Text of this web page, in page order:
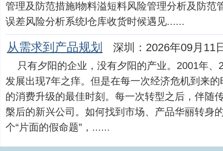
管理及防范措施l物料溢短料风险管理分析及防范
误差风险分析系统l仓库收货时候遇见......
从需求到产品规划 深圳：2026年09月11
只有夕阳的企业，没有夕阳的产业。2001年
发展出现7年之痒。但是在每一次经济危机到来
的消费升级的最佳时刻。每一次转型之后，伴随
槃后的新兴公司。如何找到市场、产品华丽转身
个“片面的假命题”，......